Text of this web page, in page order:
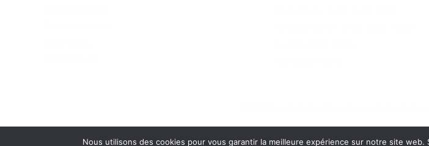
Nous utilisons des cookies pour vous garantir la meilleure expérience sur notre site